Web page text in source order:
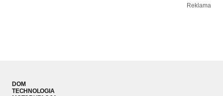
Reklama
DOM
TECHNOLOGIA